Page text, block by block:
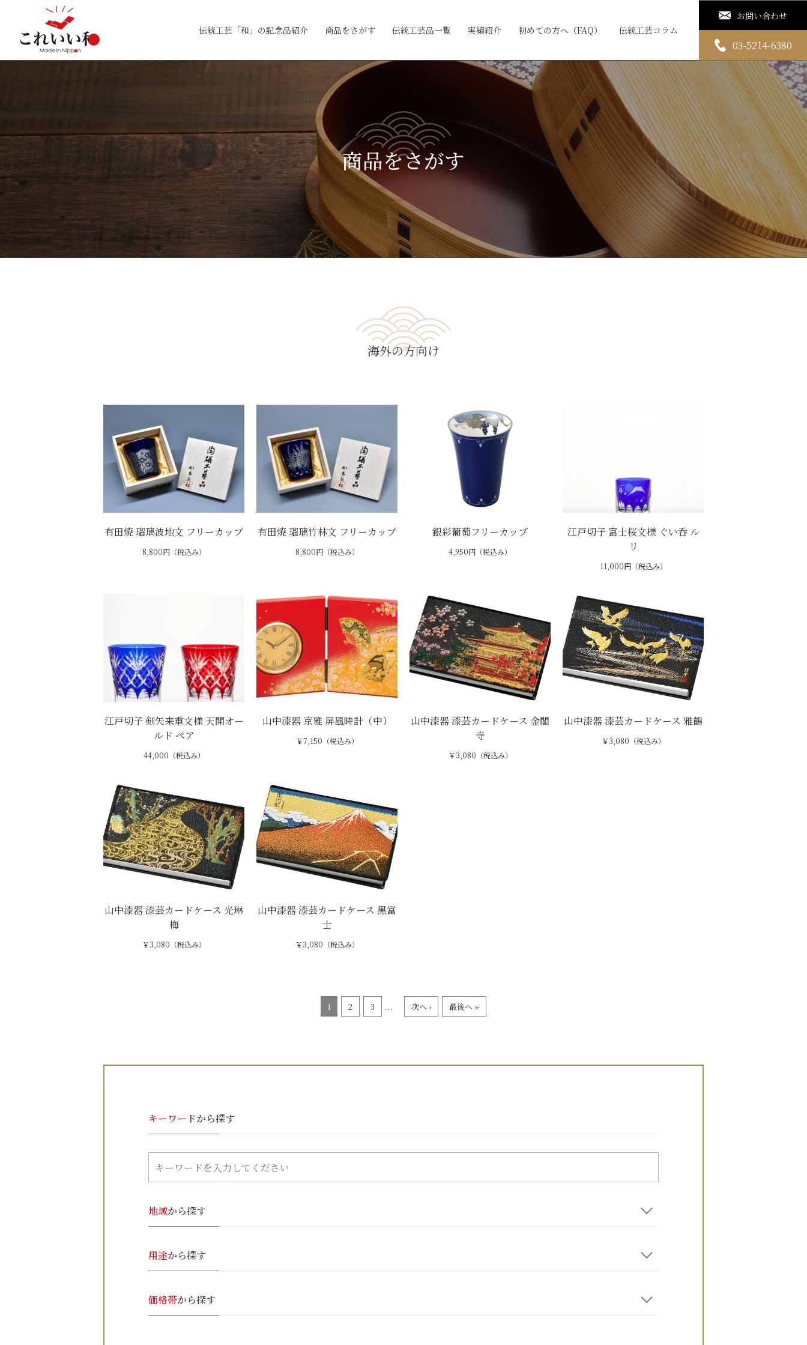
伝統工芸「和」の記念品紹介 商品をさがす 伝統工芸品一覧 実績紹介 初めての方へ（FAQ） 伝統工芸コラム
お問い合わせ
03-5214-6380
商品をさがす
海外の方向け
有田焼 瑠璃波地文 フリーカップ
8,800円（税込み）
有田焼 瑠璃竹林文 フリーカップ
8,800円（税込み）
銀彩葡萄フリーカップ
4,950円（税込み）
江戸切子 富士桜文様 ぐい呑 ル
リ
11,000円（税込み）
江戸切子 剣矢来重文様 天開オー
ルド ペア
44,000（税込み）
山中漆器 京雅 屏風時計（中）
￥7,150（税込み）
山中漆器 漆芸カードケース 金閣
寺
￥3,080（税込み）
山中漆器 漆芸カードケース 雅鶴
￥3,080（税込み）
山中漆器 漆芸カードケース 光琳
梅
￥3,080（税込み）
山中漆器 漆芸カードケース 黒富
士
￥3,080（税込み）
1 2 3 ... 次へ › 最後へ »
キーワードから探す
地域から探す
用途から探す
価格帯から探す